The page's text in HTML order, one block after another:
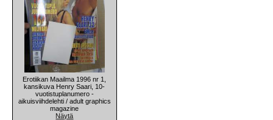
Erotiikan Maailma 1996 nr 1,
kansikuva Henry Saari, 10-
vuotistuplanumero -
aikuisviihdelehti / adult graphics
magazine
Näytä